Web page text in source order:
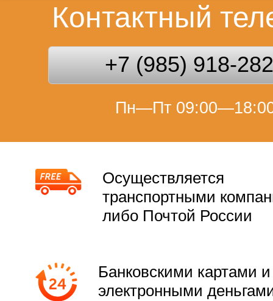
Контактный
+7 (985) 918-
Пн—Пт
Осуществляется
транспортными
либо Почтой России
Банковскими картами и
электронными